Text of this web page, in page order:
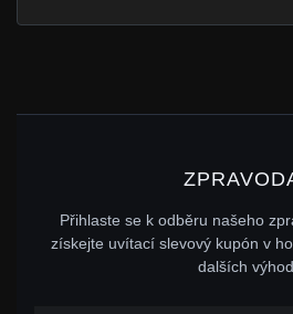
Přihlaste se k odběru našeho
získejte uvítací slevový kupón v
dalších